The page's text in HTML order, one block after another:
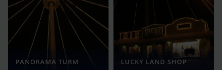
PANORAMA TURM LUCKY LAND SHOP